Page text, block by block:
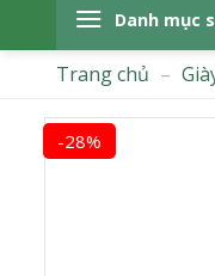
Danh mục
Trang chủ –
-28%